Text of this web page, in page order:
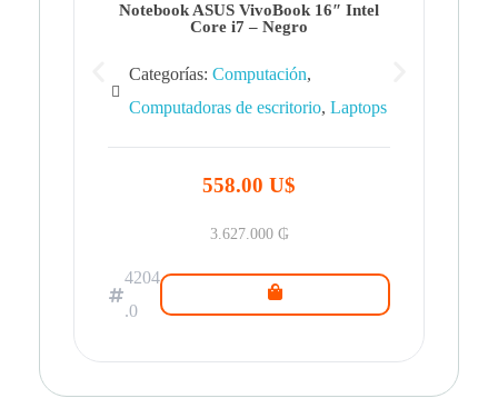
Notebook ASUS VivoBook 16″ Intel
Core i7 – Negro
Categorías: Computación,
Computadoras de escritorio, Laptops
558.00 U$
3.627.000 ₲
4204
.0